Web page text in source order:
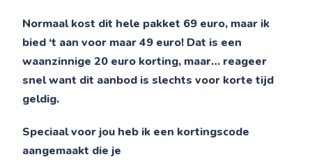
Normaal kost dit hele pakket 69 euro, maar ik
bied ‘t aan voor maar 49 euro! Dat is een
waanzinnige 20 euro korting, maar… reageer
snel want dit aanbod is slechts voor korte tijd
geldig.
Speciaal voor jou heb ik een kortingscode
aangemaakt die je